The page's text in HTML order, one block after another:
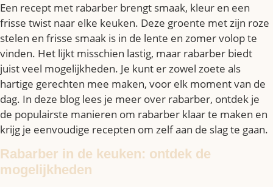
Een recept met rabarber brengt smaak, kleur en een
frisse twist naar elke keuken. Deze groente met zijn roze
stelen en frisse smaak is in de lente en zomer volop te
vinden. Het lijkt misschien lastig, maar rabarber biedt
juist veel mogelijkheden. Je kunt er zowel zoete als
hartige gerechten mee maken, voor elk moment van de
dag. In deze blog lees je meer over rabarber, ontdek je
de populairste manieren om rabarber klaar te maken en
krijg je eenvoudige recepten om zelf aan de slag te gaan.
Rabarber in de keuken: ontdek de
mogelijkheden